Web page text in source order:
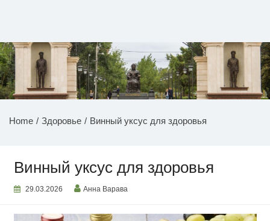
НОВОСТИ ПРИДНЕСТРОВЬЯ
Home Здоровье Винный уксус для здоровья
Винный уксус для здоровья
29.03.2026 Анна Варава